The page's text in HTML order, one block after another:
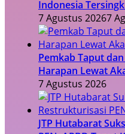
Indonesia
7 Agustus 20267
Pemkab Taput
Harapan Lewat
7 Agustus 2026
JTP Hutabarat